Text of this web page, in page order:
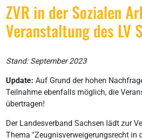
ZVR in der Sozialen
Veranstaltung des LV
Stand: September 2023
Update: Auf Grund der hohen
Teilnahme ebenfalls möglich, die
übertragen!
Der Landesverband Sachsen lädt zur
Thema "Zeugnisverweigerungsrecht in